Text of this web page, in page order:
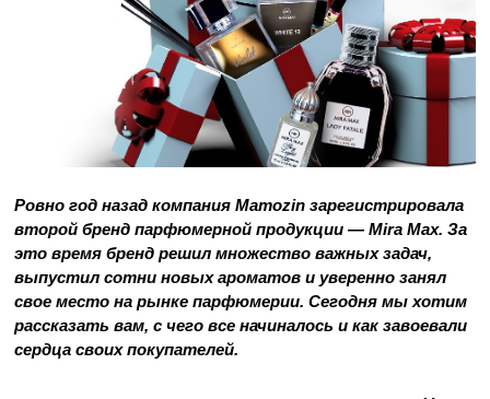
Ровно год назад компания Mamozin зарегистрировала
второй бренд парфюмерной продукции — Mira Max. За
это время бренд решил множество важных задач,
выпустил сотни новых ароматов и уверенно занял
свое место на рынке парфюмерии. Сегодня мы хотим
рассказать вам, с чего все начиналось и как завоевали
сердца своих покупателей.